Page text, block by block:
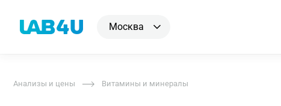
Москва
Анализы и цены Витамины и минералы